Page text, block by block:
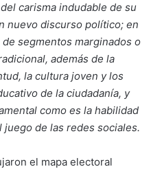
carisma indudable de su
nuevo discurso político; en
segmentos marginados o
además de la
la cultura joven y los
de la ciudadanía, y
como es la habilidad
de las redes sociales.
el mapa electoral